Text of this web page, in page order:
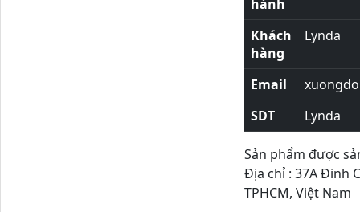
hành
Khách
hàng
Lynda
Email
SDT
Lynda
Sản phẩm được
Địa chỉ : 37A Đinh
TPHCM, Việt Nam